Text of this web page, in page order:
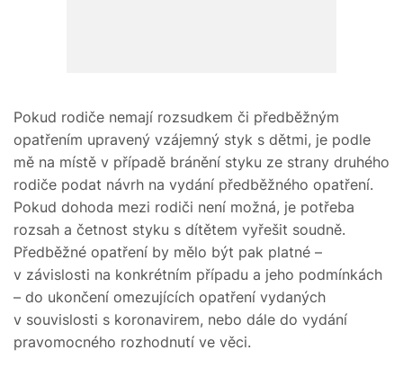
Pokud rodiče nemají rozsudkem či předběžným
opatřením upravený vzájemný styk s dětmi, je podle
mě na místě v případě bránění styku ze strany druhého
rodiče podat návrh na vydání předběžného opatření.
Pokud dohoda mezi rodiči není možná, je potřeba
rozsah a četnost styku s dítětem vyřešit soudně.
Předběžné opatření by mělo být pak platné –
v závislosti na konkrétním případu a jeho podmínkách
– do ukončení omezujících opatření vydaných
v souvislosti s koronavirem, nebo dále do vydání
pravomocného rozhodnutí ve věci.